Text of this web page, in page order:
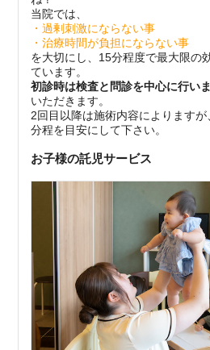
当院では、
・過剰刺激にならない事
・治療時間が負担にならない事
を大切にし、15分程度で最大限の
ています。
初診時は検査と問診を中心に行い
いただきます。
2回目以降は施術内容によります
分程を目安にして下さい。
お子様の託児サービス